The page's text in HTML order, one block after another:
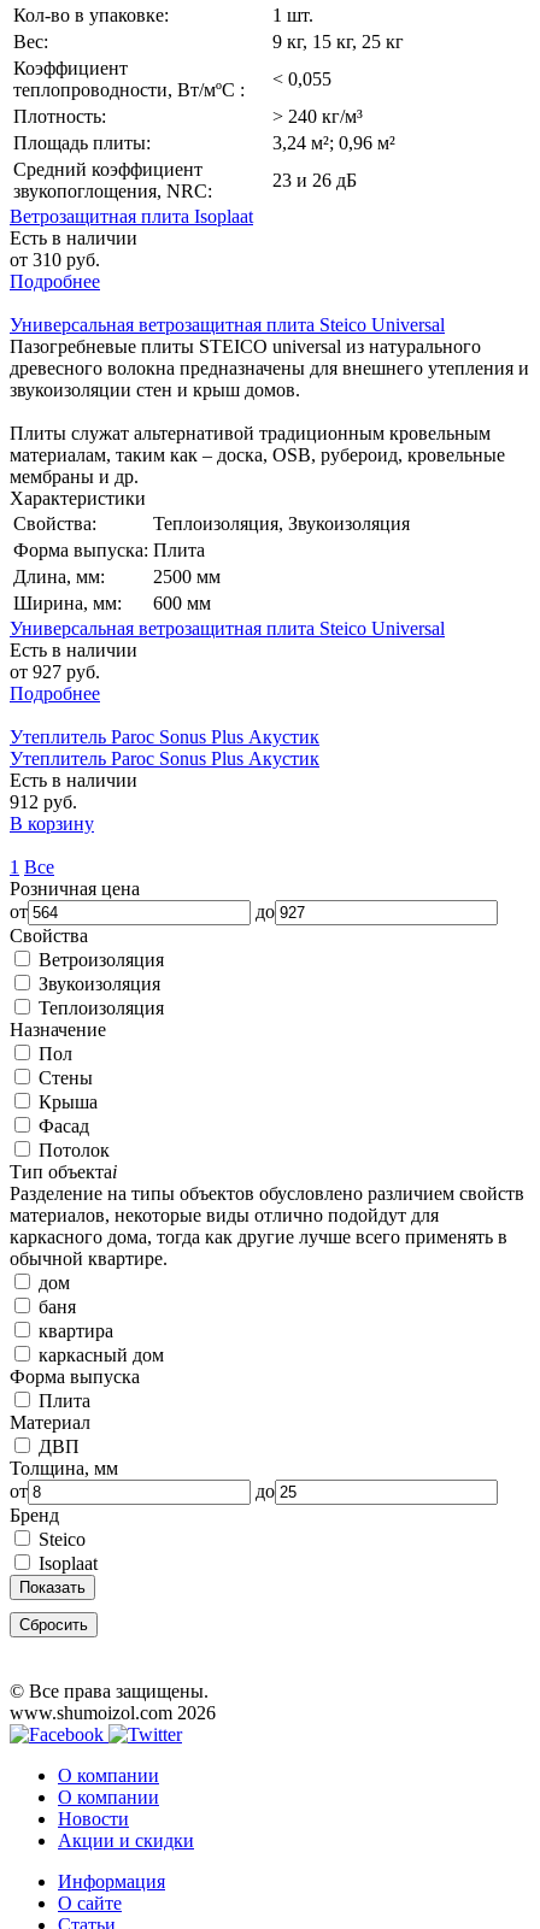
Кол-во в упаковке:
1 шт.
Вес:
9 кг, 15 кг, 25 кг
Коэффициент
теплопроводности, Вт/мºС :
< 0,055
Плотность:
> 240 кг/м³
Площадь плиты:
3,24 м²; 0,96 м²
Средний коэффициент
звукопоглощения, NRC:
23 и 26 дБ
Ветрозащитная плита Isoplaat
Есть в наличии
от 310 руб.
Подробнее
Универсальная ветрозащитная плита Steico Universal
Пазогребневые плиты STEICO universal из натурального
древесного волокна предназначены для внешнего утепления и
звукоизоляции стен и крыш домов.
Плиты служат альтернативой традиционным кровельным
материалам, таким как – доска, OSB, рубероид, кровельные
мембраны и др.
Характеристики
Свойства:
Теплоизоляция, Звукоизоляция
Форма выпуска: Плита
Длина, мм:
2500 мм
Ширина, мм:
600 мм
Универсальная ветрозащитная плита Steico Universal
Есть в наличии
от 927 руб.
Подробнее
Утеплитель Paroc Sonus Plus Акустик
Утеплитель Paroc Sonus Plus Акустик
Есть в наличии
912 руб.
В корзину
1 Все
Розничная цена
от
до
Свойства
Ветроизоляция
Звукоизоляция
Теплоизоляция
Назначение
Пол
Стены
Крыша
Фасад
Потолок
Тип объектаi
Разделение на типы объектов обусловлено различием свойств
материалов, некоторые виды отлично подойдут для
каркасного дома, тогда как другие лучше всего применять в
обычной квартире.
дом
баня
квартира
каркасный дом
Форма выпуска
Плита
Материал
ДВП
Толщина, мм
от
до
Бренд
Steico
Isoplaat
Показать
Сбросить
© Все права защищены.
www.shumoizol.com 2026
О компании
О компании
Новости
Акции и скидки
Информация
О сайте
Статьи